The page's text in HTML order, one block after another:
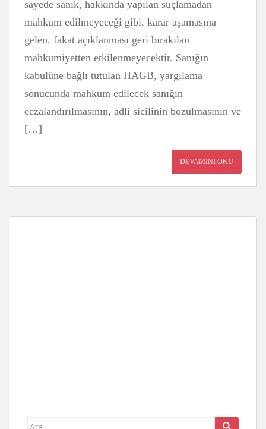
sayede sanık, hakkında yapılan suçlamadan
mahkum edilmeyeceği gibi, karar aşamasına
gelen, fakat açıklanması geri bırakılan
mahkumiyetten etkilenmeyecektir. Sanığın
kabulüne bağlı tutulan HAGB, yargılama
sonucunda mahkum edilecek sanığın
cezalandırılmasının, adli sicilinin bozulmasının ve
[…]
DEVAMINI OKU
Arama